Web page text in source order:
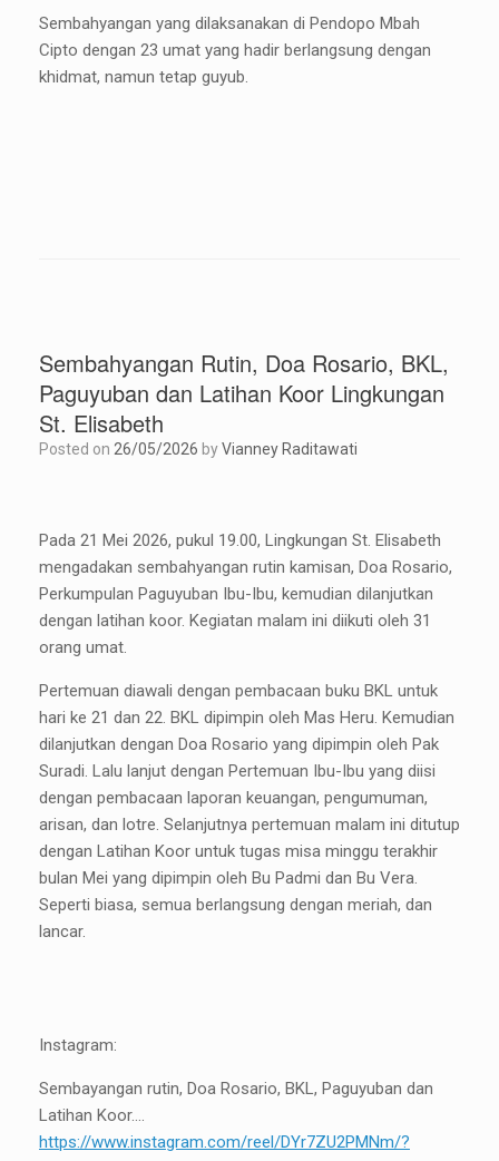
Sembahyangan yang dilaksanakan di Pendopo Mbah
Cipto dengan 23 umat yang hadir berlangsung dengan
khidmat, namun tetap guyub.
Sembahyangan Rutin, Doa Rosario, BKL,
Paguyuban dan Latihan Koor Lingkungan
St. Elisabeth
Posted on 26/05/2026 byVianney Raditawati
Pada 21 Mei 2026, pukul 19.00, Lingkungan St. Elisabeth
mengadakan sembahyangan rutin kamisan, Doa Rosario,
Perkumpulan Paguyuban Ibu-Ibu, kemudian dilanjutkan
dengan latihan koor. Kegiatan malam ini diikuti oleh 31
orang umat.
Pertemuan diawali dengan pembacaan buku BKL untuk
hari ke 21 dan 22. BKL dipimpin oleh Mas Heru. Kemudian
dilanjutkan dengan Doa Rosario yang dipimpin oleh Pak
Suradi. Lalu lanjut dengan Pertemuan Ibu-Ibu yang diisi
dengan pembacaan laporan keuangan, pengumuman,
arisan, dan lotre. Selanjutnya pertemuan malam ini ditutup
dengan Latihan Koor untuk tugas misa minggu terakhir
bulan Mei yang dipimpin oleh Bu Padmi dan Bu Vera.
Seperti biasa, semua berlangsung dengan meriah, dan
lancar.
Instagram:
Sembayangan rutin, Doa Rosario, BKL, Paguyuban dan
Latihan Koor….
https://www.instagram.com/reel/DYr7ZU2PMNm/?